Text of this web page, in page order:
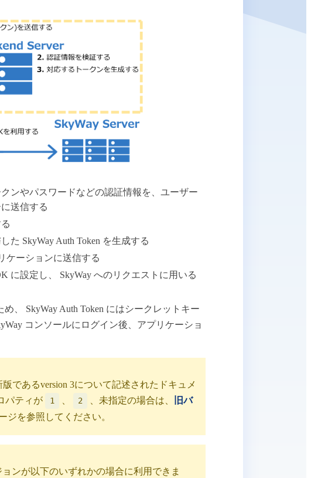
ンやパスワードなどの認証情報を、ユーザー
送信する
た SkyWay Auth Token を生成する
ケーションに送信する
に設定し、 SkyWay へのリクエストに用いる
、 SkyWay Auth Token にはシークレットキー
コンソールにログイン後、アプリケーショ
であるversion 3について記述されたドキュメ
パティが 1 2 、未指定の場合は、
旧バ
ジを参照してください。
ョンが以下のいずれかの場合に利用できま